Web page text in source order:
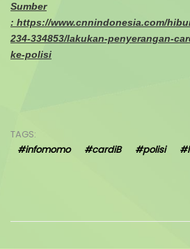
Sumber
: https://www.cnnindonesia.com/
234-334853/lakukan-penyerangan-
ke-polisi
TAGS:
#infomomo
#cardiB #polisi